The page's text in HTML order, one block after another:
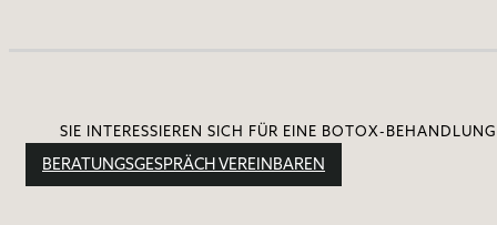
SIE INTERESSIEREN SICH FÜR EINE BOTOX-
BERATUNGSGESPRÄCH VEREINBAREN